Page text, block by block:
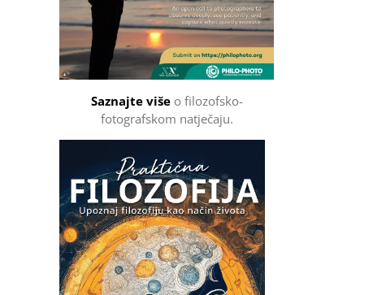
Saznajte višeo filozofsko-
fotografskom natječaju.